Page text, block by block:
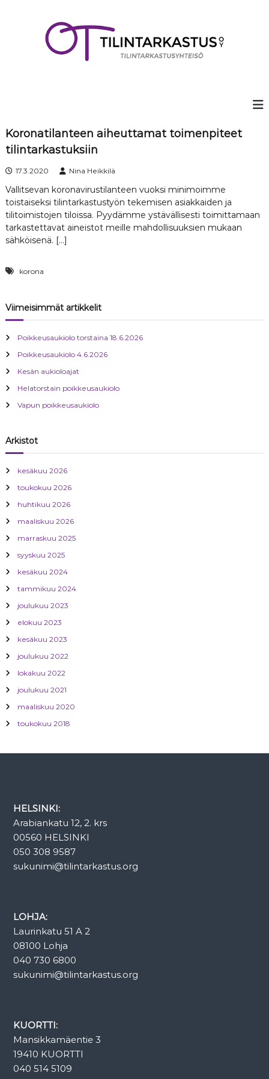
Koronatilanteen aiheuttamat toimenpiteet
tilintarkastuksiin
17.3.2020 Nina Heikkilä
Vallitsevan koronavirustilanteen vuoksi minimoimme
toistaiseksi tilintarkastustyön tekemisen asiakkaiden ja
tilitoimistojen tiloissa. Pyydämme ystävällisesti toimittamaan
tarkastettavat aineistot meille mahdollisuuksien mukaan
sähköisenä. […]
korona
Viimeisimmät artikkelit
Poikkeusaukiolo torstaina 18.6.2026
Poikkeusaukiolo 4.6.2026
Kesän aukioloajat
Helatorstain poikkeusaukiolo
Vapun poikkeusaukiolo
Arkistot
kesäkuu 2026
toukokuu 2026
huhtikuu 2026
maaliskuu 2026
marraskuu 2025
syyskuu 2025
kesäkuu 2024
tammikuu 2024
joulukuu 2023
elokuu 2023
kesäkuu 2023
joulukuu 2022
lokakuu 2022
joulukuu 2021
maaliskuu 2020
toukokuu 2018
HELSINKI:
Arabiankatu 12, 2. krs
00560 HELSINKI
050 308 9587
sukunimi@tilintarkastus.org
LOHJA:
Laurinkatu 51 A 2
08100 Lohja
040 730 6800
sukunimi@tilintarkastus.org
KUORTTI:
Mansikkamäentie 3
19410 KUORTTI
040 514 5109